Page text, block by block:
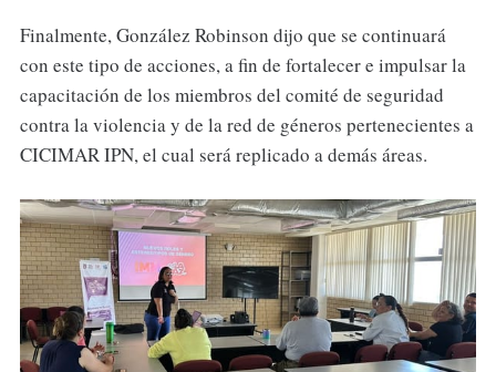
Finalmente, González Robinson dijo que se continuará
con este tipo de acciones, a fin de fortalecer e impulsar la
capacitación de los miembros del comité de seguridad
contra la violencia y de la red de géneros pertenecientes a
CICIMAR IPN, el cual será replicado a demás áreas.